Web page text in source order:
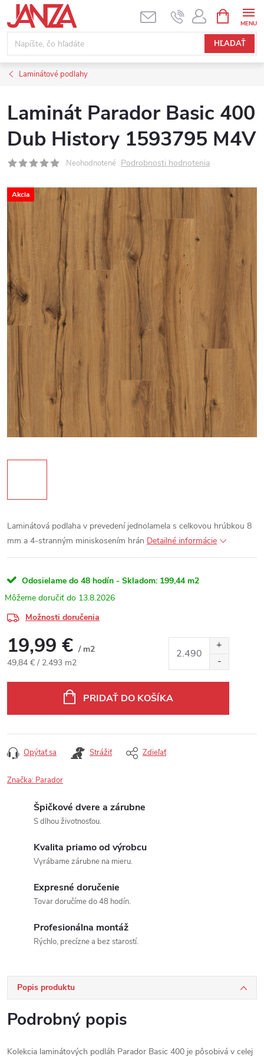
Prejsť na obsah
HĽADAŤ
Laminátové podlahy
Laminát Parador Basic 400
Dub History 1593795 M4V
Neohodnotené Podrobnosti hodnotenia
Akcia
Laminátová podlaha v prevedení jednolamela s celkovou hrúbkou 8
mm a 4-stranným miniskosením hrán Detailné informácie
Odosielame do 48 hodín - Skladom: 199,44 m2
13.8.2026
Možnosti doručenia
19,99 € / m2
Jednotková cena:
49,84 € / 2.493 m2
PRIDAŤ DO KOŠÍKA
Opýtať sa Strážiť Zdieľať
Značka: Parador
Špičkové dvere a zárubne
S dlhou životnosťou.
Kvalita priamo od výrobcu
Vyrábame zárubne na mieru.
Expresné doručenie
Tovar doručíme do 48 hodín.
Profesionálna montáž
Rýchlo, precízne a bez starostí.
Popis produktu
Podrobný popis
Kolekcia laminátových podláh Parador Basic 400 je pôsobivá v celej